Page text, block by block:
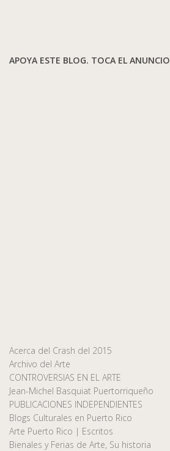
APOYA ESTE BLOG. TOCA EL ANUNCIO
Acerca del Crash del 2015
Archivo del Arte
CONTROVERSIAS EN EL ARTE
Jean-Michel Basquiat Puertorriqueño
PUBLICACIONES INDEPENDIENTES
Blogs Culturales en Puerto Rico
Arte Puerto Rico | Escritos
Bienales y Ferias de Arte, Su historia